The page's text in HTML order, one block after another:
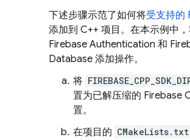
下述步骤示范了如何将受支持的
添加到 C++ 项目。在本示例中
Firebase Authentication 和
Database 添加操作。
将
置为已解压缩的 Firebase
置。
在项目的 CMakeLists.txt